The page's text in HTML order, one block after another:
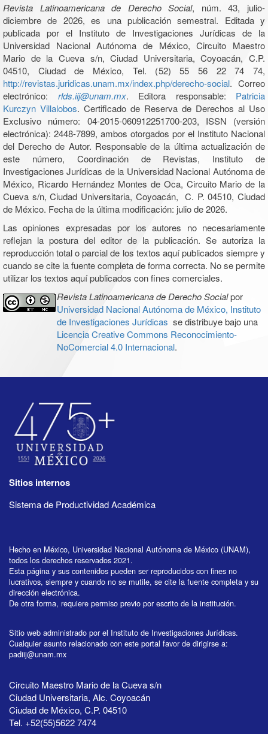
Revista Latinoamericana de Derecho Social, núm. 43, julio-
diciembre de 2026, es una publicación semestral. Editada y
publicada por el Instituto de Investigaciones Jurídicas de la
Universidad Nacional Autónoma de México, Circuito Maestro
Mario de la Cueva s/n, Ciudad Universitaria, Coyoacán, C.P.
04510, Ciudad de México, Tel. (52) 55 56 22 74 74,
http://revistas.juridicas.unam.mx/index.php/derecho-social. Correo
electrónico: rlds.iij@unam.mx. Editora responsable: Patricia
Kurczyn Villalobos. Certificado de Reserva de Derechos al Uso
Exclusivo número: 04-2015-060912251700-203, ISSN (versión
electrónica): 2448-7899, ambos otorgados por el Instituto Nacional
del Derecho de Autor. Responsable de la última actualización de
este número, Coordinación de Revistas, Instituto de
Investigaciones Jurídicas de la Universidad Nacional Autónoma de
México, Ricardo Hernández Montes de Oca, Circuito Mario de la
Cueva s/n, Ciudad Universitaria, Coyoacán, C. P. 04510, Ciudad
de México. Fecha de la última modificación: julio de 2026.
Las opiniones expresadas por los autores no necesariamente
reflejan la postura del editor de la publicación. Se autoriza la
reproducción total o parcial de los textos aquí publicados siempre y
cuando se cite la fuente completa de forma correcta. No se permite
utilizar los textos aquí publicados con fines comerciales.
Revista Latinoamericana de Derecho Socialpor
Universidad Nacional Autónoma de México, Instituto
de Investigaciones Jurídicas se distribuye bajo una
Licencia Creative Commons Reconocimiento-
NoComercial 4.0 Internacional.
Sitios internos
Sistema de Productividad Académica
Hecho en México, Universidad Nacional Autónoma de México (UNAM),
todos los derechos reservados 2021.
Esta página y sus contenidos pueden ser reproducidos con fines no
lucrativos, siempre y cuando no se mutile, se cite la fuente completa y su
dirección electrónica.
De otra forma, requiere permiso previo por escrito de la institución.
Sitio web administrado por el Instituto de Investigaciones Jurídicas.
Cualquier asunto relacionado con este portal favor de dirigirse a:
padiij@unam.mx
Circuito Maestro Mario de la Cueva s/n
Ciudad Universitaria, Alc. Coyoacán
Ciudad de México, C.P. 04510
Tel. +52(55)5622 7474